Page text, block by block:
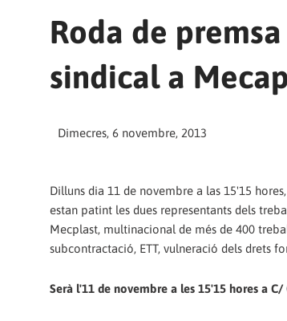
Roda de
sindical a
Dimecres, 6 novembre, 2013
Dilluns dia 11 de novembre a las 15'15
estan patint les dues representants dels
Mecplast, multinacional de més de 400
subcontractació, ETT, vulneració dels drets
Serà l'11 de novembre a les 15'15 hores a C/